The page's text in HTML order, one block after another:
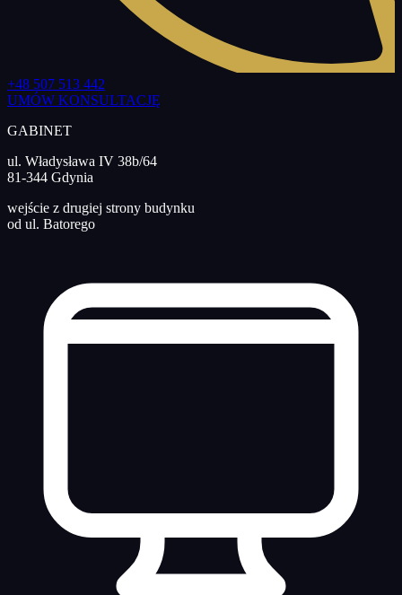
+48 507 513 442
UMÓW KONSULTACJĘ
GABINET
ul. Władysława IV 38b/64
81-344 Gdynia
wejście z drugiej strony budynku
od ul. Batorego